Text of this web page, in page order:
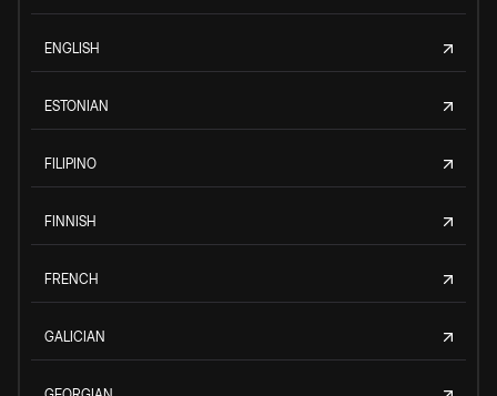
ENGLISH
ESTONIAN
FILIPINO
FINNISH
FRENCH
GALICIAN